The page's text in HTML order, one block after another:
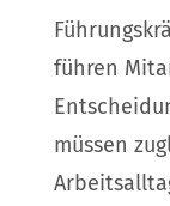
führen
müssen